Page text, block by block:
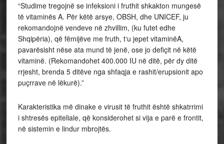
“Studime tregojnë se infeksioni i fruthit shkakton mungesë
të vitaminës A. Për këtë arsye, OBSH, dhe UNICEF, ju
rekomandojnë vendeve në zhvillim, (ku futet edhe
Shqipëria), që fëmijëve me fruth, t‘u jepet vitaminëA,
pavarësisht nëse ata mund të jenë, ose jo defiçit në këtë
vitaminë. (Rekomandohet 400.000 IU në ditë, për dy ditë
rrjesht, brenda 5 ditëve nga shfaqja e rashit/erupsionit apo
puçrrave në lëkurë).”
Karakteristika më dinake e virusit të fruthit është shkatrrimi
i shtresës epiteliale, që konsiderohet si vija e parë e frontit,
në sistemin e lindur mbrojtës.